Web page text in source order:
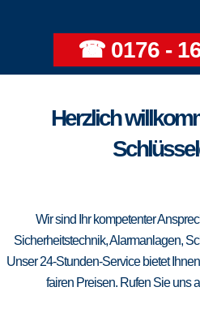
☎ 0176 -
Herzlich
Wir sind Ihr kompetenter
Sicherheitstechnik, Alarmanlagen,
Unser 24-Stunden-Service bietet
fairen Preisen. Rufen Sie uns